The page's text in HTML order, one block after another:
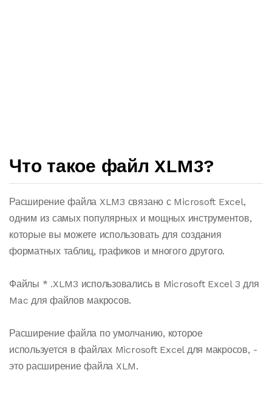
Что такое файл XLM3?
Расширение файла XLM3 связано с Microsoft Excel,
одним из самых популярных и мощных инструментов,
которые вы можете использовать для создания
форматных таблиц, графиков и многого другого.
Файлы * .XLM3 использовались в Microsoft Excel 3 для
Mac для файлов макросов.
Расширение файла по умолчанию, которое
используется в файлах Microsoft Excel для макросов, -
это расширение файла XLM.